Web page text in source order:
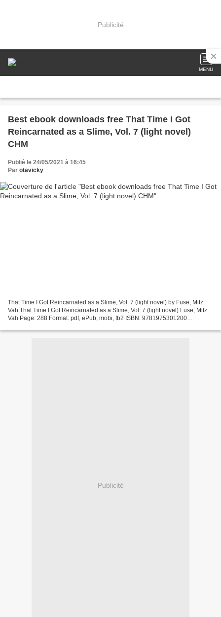
Publicité
MENU
Best ebook downloads free That Time I Got
Reincarnated as a Slime, Vol. 7 (light novel)
CHM
Publié le 24/05/2021 à 16:45
Par otavicky
That Time I Got Reincarnated as a Slime, Vol. 7 (light novel) by Fuse, Mitz
Vah That Time I Got Reincarnated as a Slime, Vol. 7 (light novel) Fuse, Mitz
Vah Page: 288 Format: pdf, ePub, mobi, fb2 ISBN: 9781975301200
Publicité